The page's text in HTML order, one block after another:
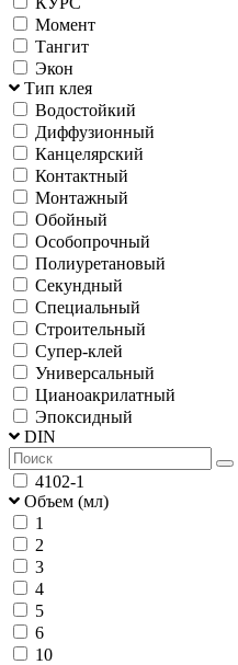
Момент
Тангит
Экон
Тип клея
Водостойкий
Диффузионный
Канцелярский
Контактный
Монтажный
Обойный
Особопрочный
Полиуретановый
Секундный
Специальный
Строительный
Супер-клей
Универсальный
Цианоакрилатный
Эпоксидный
DIN
4102-1
Объем (мл)
1
2
3
4
5
6
10